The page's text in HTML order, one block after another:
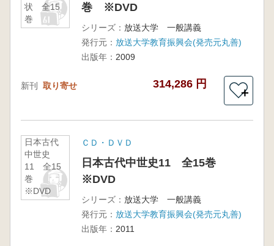
状 全15
巻
※DVD
巻 ※DVD
シリーズ： 放送大学 一般講義
発行元： 放送大学教育振興会(発売元丸善)
出版年： 2009
新刊 取り寄せ 314,286 円
＋
日本古代
中世史
11 全15
巻
※DVD
ＣＤ・ＤＶＤ
日本古代中世史11 全15巻
※DVD
シリーズ： 放送大学 一般講義
発行元： 放送大学教育振興会(発売元丸善)
出版年： 2011